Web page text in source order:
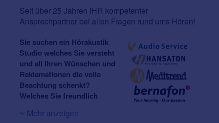
Seit über 25 Jahren IHR kompetenter
Ansprechpartner bei allen Fragen rund ums Hören!
Sie suchen ein Hörakustik
Studio welches Sie versteht
und all Ihren Wünschen und
Reklamationen die volle
Beachtung schenkt?
Welches Sie freundlich
Hörsystemanpassung
Mehr anzeigen